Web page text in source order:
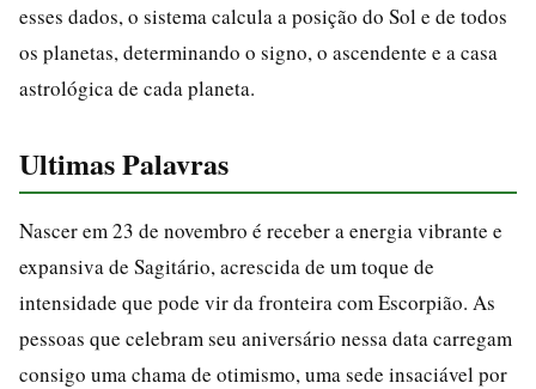
esses dados, o sistema calcula a posição do Sol e de todos
os planetas, determinando o signo, o ascendente e a casa
astrológica de cada planeta.
Ultimas Palavras
Nascer em 23 de novembro é receber a energia vibrante e
expansiva de Sagitário, acrescida de um toque de
intensidade que pode vir da fronteira com Escorpião. As
pessoas que celebram seu aniversário nessa data carregam
consigo uma chama de otimismo, uma sede insaciável por